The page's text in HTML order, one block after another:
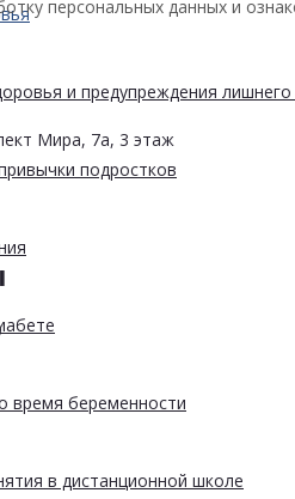
и предупреждения лишнего
подростков
время беременности
в дистанционной школе
персональных данных и
Мира, 7а, 3 этаж